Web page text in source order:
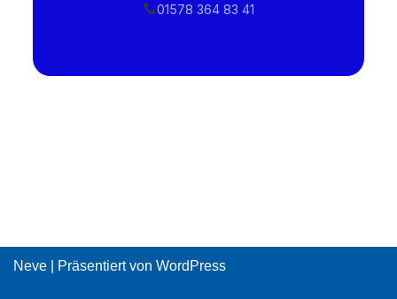
01578 364 83 41
Neve | Präsentiert von WordPress